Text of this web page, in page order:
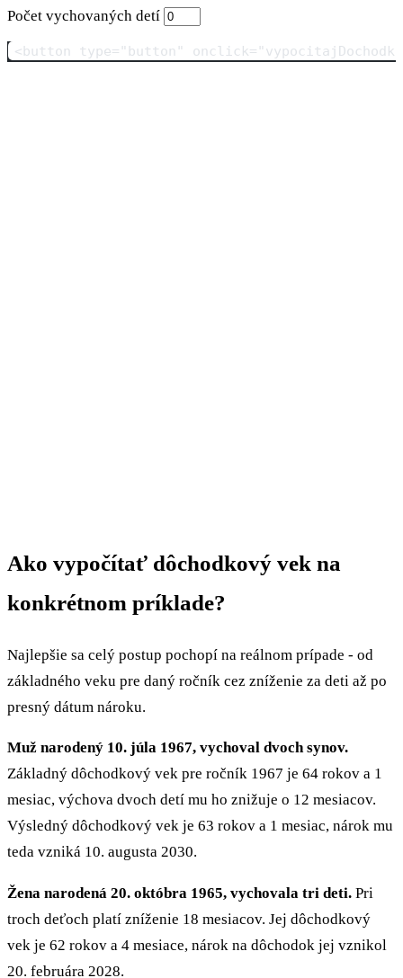
Počet vychovaných detí
<button type="button"
Ako vypočítať dôchodkový vek na
konkrétnom príklade?
Najlepšie sa celý postup pochopí na reálnom prípade - od
základného veku pre daný ročník cez zníženie za deti až po
presný dátum nároku.
Muž narodený 10. júla 1967, vychoval dvoch synov.
Základný dôchodkový vek pre ročník 1967 je 64 rokov a 1
mesiac, výchova dvoch detí mu ho znižuje o 12 mesiacov.
Výsledný dôchodkový vek je 63 rokov a 1 mesiac, nárok mu
teda vzniká 10. augusta 2030.
Žena narodená 20. októbra 1965, vychovala tri deti. Pri
troch deťoch platí zníženie 18 mesiacov. Jej dôchodkový
vek je 62 rokov a 4 mesiace, nárok na dôchodok jej vznikol
20. februára 2028.